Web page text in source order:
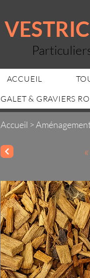
ACCUEIL
GALET & GRAVIERS
Accueil >